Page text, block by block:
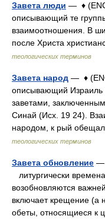
Завета люди — ♦
описывающий те
взаимоотношения. В
после Христа
теологических терминов
Завета народ — ♦
описывающий Израиль
заветами,
Синай (Исх. 19 24).
народом, к рый
теологических терминов
Завета обновление —
литургически
возобновляются
включает крещение (а
обеты, относящиеся к